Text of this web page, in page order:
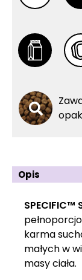
Opis
SPECIFIC™
karma
małych w
masy ciała.